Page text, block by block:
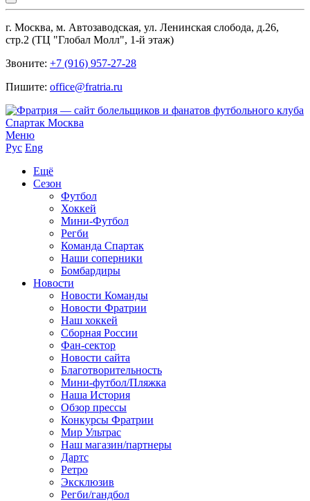
г. Москва, м. Автозаводская, ул. Ленинская слобода, д.26,
стр.2 (ТЦ "Глобал Молл", 1-й этаж)
Звоните: +7 (916) 957-27-28
Пишите: office@fratria.ru
Меню
Рус Eng
Ещё
Сезон
Футбол
Хоккей
Мини-Футбол
Регби
Команда Спартак
Наши соперники
Бомбардиры
Новости
Новости Команды
Новости Фратрии
Наш хоккей
Сборная России
Фан-cектор
Новости сайта
Благотворительность
Мини-футбол/Пляжка
Наша История
Обзор прессы
Конкурсы Фратрии
Мир Ультрас
Наш магазин/партнеры
Дартс
Ретро
Эксклюзив
Регби/гандбол